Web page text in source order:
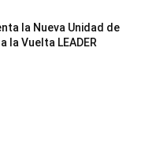
la Nueva Unidad de
la Vuelta LEADER